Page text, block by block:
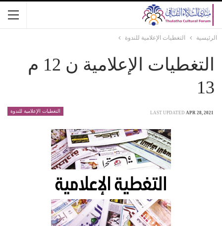
الرئيسية التغطيات الإعلامية للندوة
التغطيات الإعلامية ن 12 م
13
التغطيات الإعلامية للندوة LAST UPDATED APR 28, 2021